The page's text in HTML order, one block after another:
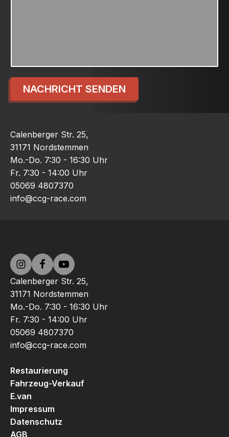
NACHRICHT SENDEN
Calenberger Str. 25,
31171 Nordstemmen
Mo.-Do. 7:30 - 16:30 Uhr
Fr. 7:30 - 14:00 Uhr
05069 4807370
info@ccg-race.com
Calenberger Str. 25,
31171 Nordstemmen
Mo.-Do. 7:30 - 16:30 Uhr
Fr. 7:30 - 14:00 Uhr
05069 4807370
info@ccg-race.com
Restaurierung
Fahrzeug-Verkauf
E.van
Impressum
Datenschutz
AGB